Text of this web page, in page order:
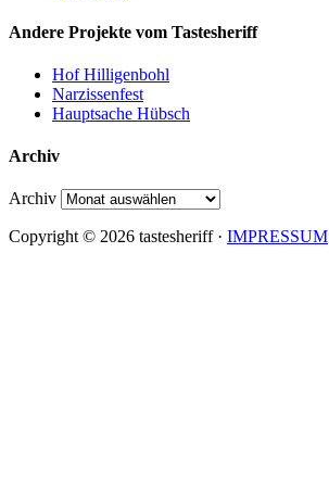
Andere Projekte vom Tastesheriff
Hof Hilligenbohl
Narzissenfest
Hauptsache Hübsch
Archiv
Archiv
Copyright © 2026 tastesheriff · IMPRESSUM